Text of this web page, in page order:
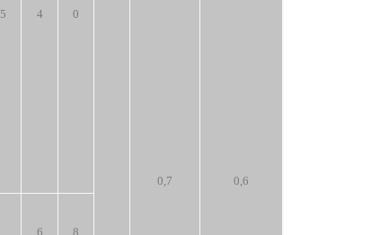
5
4
0
0,7 0,6
6
8